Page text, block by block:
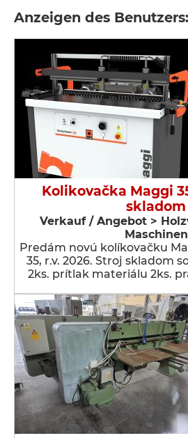
Anzeigen des
Kolikovačka Maggi
skladom
Verkauf / Angebot >
Maschinen
Predám novú kolíkovačku
35, r.v. 2026. Stroj skladom
2ks. prítlak materiálu 2ks.